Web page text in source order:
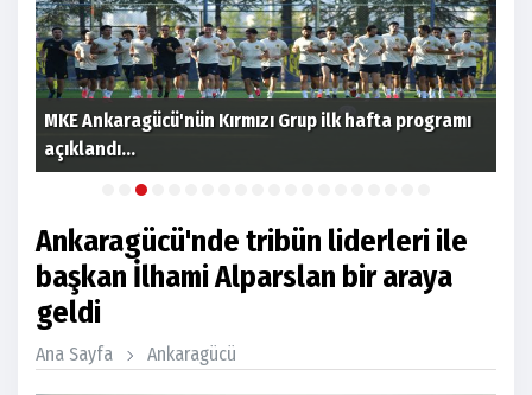
MKE Ankaragücü'nün Kırmızı Grup ilk hafta programı
açıklandı...
Ankaragücü'nde tribün liderleri ile
başkan İlhami Alparslan bir araya
geldi
Ana Sayfa Ankaragücü